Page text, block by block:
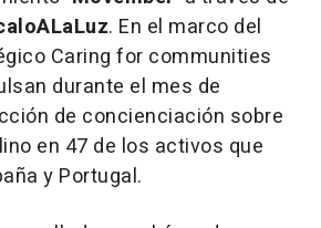
. En el marco del
Caring for communities
durante el mes de
de concienciación sobre
en 47 de los activos que
y Portugal.